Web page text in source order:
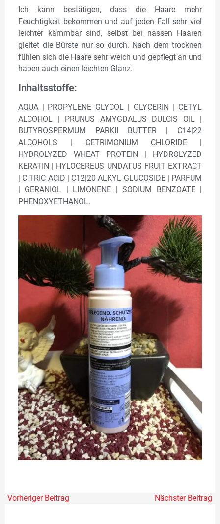
Ich kann bestätigen, dass die Haare mehr
Feuchtigkeit bekommen und auf jeden Fall sehr viel
leichter kämmbar sind, selbst bei nassen Haaren
gleitet die Bürste nur so durch. Nach dem trocknen
fühlen sich die Haare sehr weich und gepflegt an und
haben auch einen leichten Glanz.
Inhaltsstoffe:
AQUA | PROPYLENE GLYCOL | GLYCERIN | CETYL
ALCOHOL | PRUNUS AMYGDALUS DULCIS OIL |
BUTYROSPERMUM PARKII BUTTER | C14|22
ALCOHOLS | CETRIMONIUM CHLORIDE |
HYDROLYZED WHEAT PROTEIN | HYDROLYZED
KERATIN | HYLOCEREUS UNDATUS FRUIT EXTRACT
| CITRIC ACID | C12|20 ALKYL GLUCOSIDE | PARFUM
| GERANIOL | LIMONENE | SODIUM BENZOATE |
PHENOXYETHANOL.
Vorheriger Beitrag Nächster Beitrag